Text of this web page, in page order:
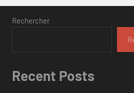
Rechercher
Recent Posts